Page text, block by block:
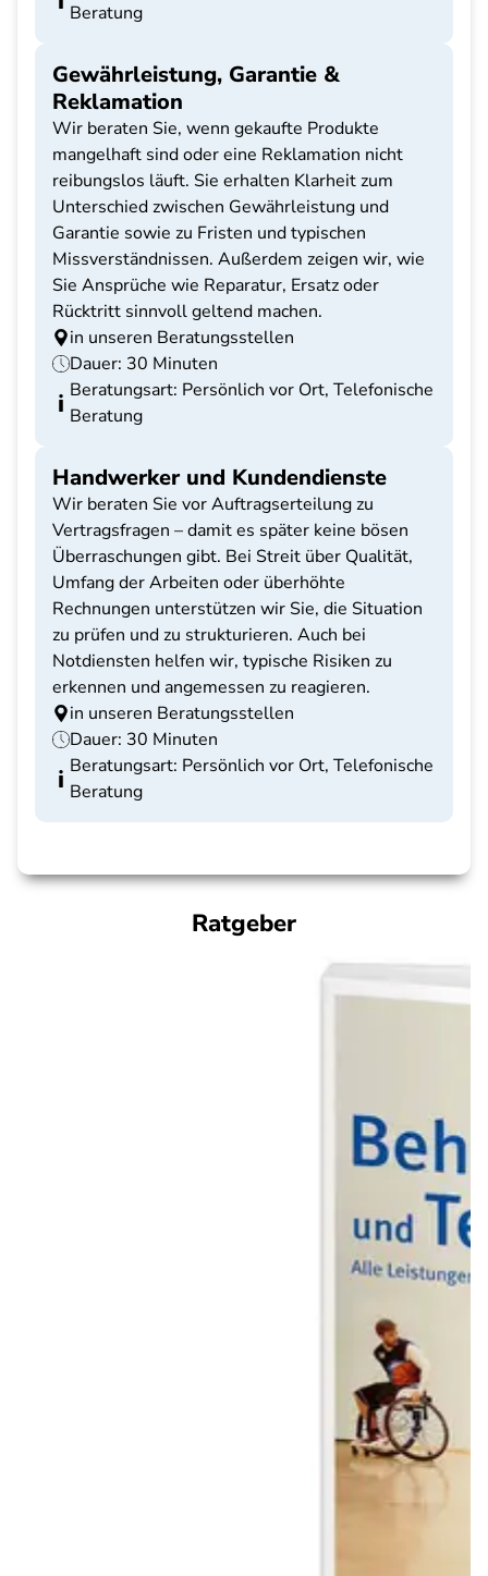
Beratung
Gewährleistung, Garantie &
Reklamation
Wir beraten Sie, wenn gekaufte Produkte
mangelhaft sind oder eine Reklamation nicht
reibungslos läuft. Sie erhalten Klarheit zum
Unterschied zwischen Gewährleistung und
Garantie sowie zu Fristen und typischen
Missverständnissen. Außerdem zeigen wir, wie
Sie Ansprüche wie Reparatur, Ersatz oder
Rücktritt sinnvoll geltend machen.
in unseren Beratungsstellen
Dauer: 30 Minuten
Beratungsart: Persönlich vor Ort, Telefonische
Beratung
Handwerker und Kundendienste
Wir beraten Sie vor Auftragserteilung zu
Vertragsfragen – damit es später keine bösen
Überraschungen gibt. Bei Streit über Qualität,
Umfang der Arbeiten oder überhöhte
Rechnungen unterstützen wir Sie, die Situation
zu prüfen und zu strukturieren. Auch bei
Notdiensten helfen wir, typische Risiken zu
erkennen und angemessen zu reagieren.
in unseren Beratungsstellen
Dauer: 30 Minuten
Beratungsart: Persönlich vor Ort, Telefonische
Beratung
Ratgeber